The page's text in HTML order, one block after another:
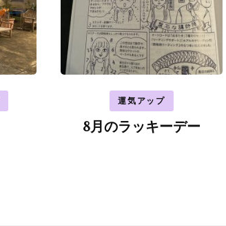
運気アップ
8月のラッキーデー